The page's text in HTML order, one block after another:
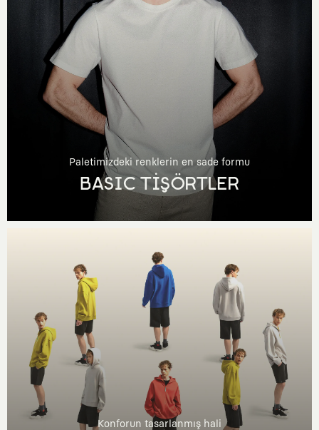
Paletimizdeki renklerin en sade formu
BASIC TİŞÖRTLER
Konforun tasarlanmış hali